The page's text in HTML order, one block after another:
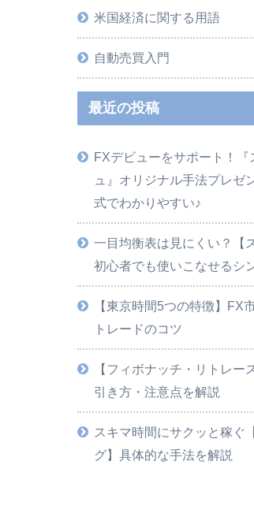
米国経済に関する用語
自動売買入門
最近の投稿
FXデビューをサポート！『
ュ』オリジナル手法プレ
式でわかりやすい♪
一目均衡表は見にくい？【
初心者でも使いこなせるシ
【東京時間5つの特徴】FX
トレードのコツ
【フィボナッチ・リトレー
引き方・注意点を解説
スキマ時間にサクッと稼ぐ
グ】具体的な手法を解説